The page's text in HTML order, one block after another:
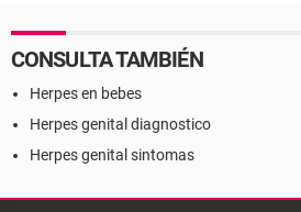
CONSULTA TAMBIÉN
Herpes en bebes
Herpes genital diagnostico
Herpes genital sintomas